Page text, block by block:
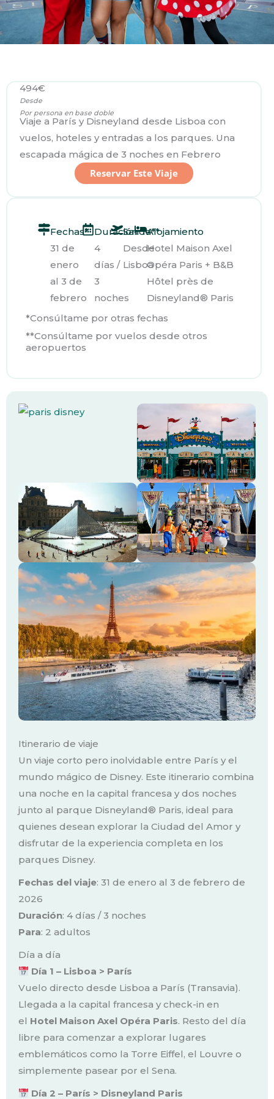
Desde
494€
Por persona en base doble
Viaje a París y Disneyland desde Lisboa con
vuelos, hoteles y entradas a los parques. Una
escapada mágica de 3 noches en Febrero
Reservar Este Viaje
Fechas*
31 de
enero
al 3 de
febrero
Duración
4
días /
3
noches
Salida**
Desde
Lisboa
Alojamiento
Hotel Maison Axel
Opéra Paris + B&B
Hôtel près de
Disneyland® Paris
*Consúltame por otras fechas
**Consúltame por vuelos desde otros
aeropuertos
Itinerario de viaje
Un viaje corto pero inolvidable entre París y el
mundo mágico de Disney. Este itinerario combina
una noche en la capital francesa y dos noches
junto al parque Disneyland® Paris, ideal para
quienes desean explorar la Ciudad del Amor y
disfrutar de la experiencia completa en los
parques Disney.
Fechas del viaje: 31 de enero al 3 de febrero de
2026
Duración: 4 días / 3 noches
Para: 2 adultos
Día a día
Día 1 – Lisboa > París
Vuelo directo desde Lisboa a París (Transavia).
Llegada a la capital francesa y check-in en
el Hotel Maison Axel Opéra Paris. Resto del día
libre para comenzar a explorar lugares
emblemáticos como la Torre Eiffel, el Louvre o
simplemente pasear por el Sena.
Día 2 – París > Disneyland Paris